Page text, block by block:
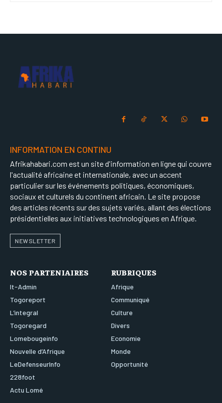
INFORMATION EN CONTINU
Afrikahabari.com est un site d'information en ligne qui couvre
l'actualité africaine et internationale, avec un accent
particulier sur les événements politiques, économiques,
sociaux et culturels du continent africain. Le site propose
des articles récents sur des sujets variés, allant des élections
présidentielles aux initiatives technologiques en Afrique.
NEWSLETTER
NOS PARTENIAIRES
It-Admin
Togoreport
L’integral
Togoregard
Lomebougeinfo
Nouvelle d’Afrique
LeDefenseurInfo
228foot
Actu Lomé
RUBRIQUES
Afrique
Communiqué
Culture
Divers
Economie
Monde
Opportunité